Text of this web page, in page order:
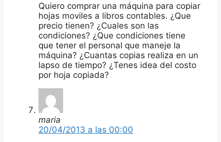
Quiero comprar una máquina para copiar
hojas moviles a libros contables. ¿Que
precio tienen? ¿Cuales son las
condiciones? ¿Que condiciones tiene
que tener el personal que maneje la
máquina? ¿Cuantas copias realiza en un
lapso de tiempo? ¿Tenes idea del costo
por hoja copiada?
maria
20/04/2013 a las 00:00